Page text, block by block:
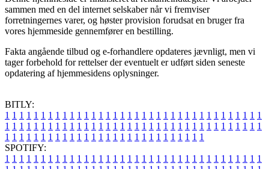
sammen med en del internet selskaber når vi fremviser
forretningernes varer, og høster provision forudsat en bruger fra
vores hjemmeside gennemfører en bestilling.
Fakta angående tilbud og e-forhandlere opdateres jævnligt, men vi
tager forbehold for rettelser der eventuelt er udført siden seneste
opdatering af hjemmesidens oplysninger.
BITLY:
1 1 1 1 1 1 1 1 1 1 1 1 1 1 1 1 1 1 1 1 1 1 1 1 1 1 1 1 1 1 1 1 1 1 1 1
1 1 1 1 1 1 1 1 1 1 1 1 1 1 1 1 1 1 1 1 1 1 1 1 1 1 1 1 1 1 1 1 1 1 1 1
1 1 1 1 1 1 1 1 1 1 1 1 1 1 1 1 1 1 1 1 1 1 1 1 1 1 1 1
SPOTIFY:
1 1 1 1 1 1 1 1 1 1 1 1 1 1 1 1 1 1 1 1 1 1 1 1 1 1 1 1 1 1 1 1 1 1 1 1